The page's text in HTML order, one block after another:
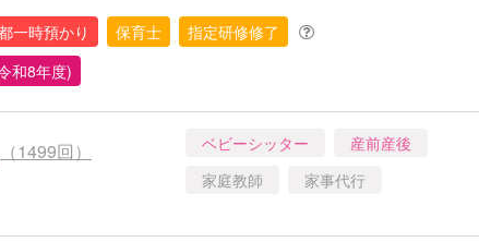
一時預かり 保育士
指定研修修了
和8年度)
（1499回） ベビーシッター
産前産後
家庭教師
家事代行